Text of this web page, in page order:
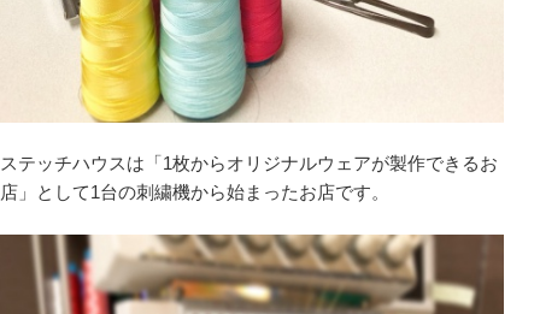
ステッチハウスは「1枚からオリジナルウェアが製作できるお
店」として1台の刺繍機から始まったお店です。